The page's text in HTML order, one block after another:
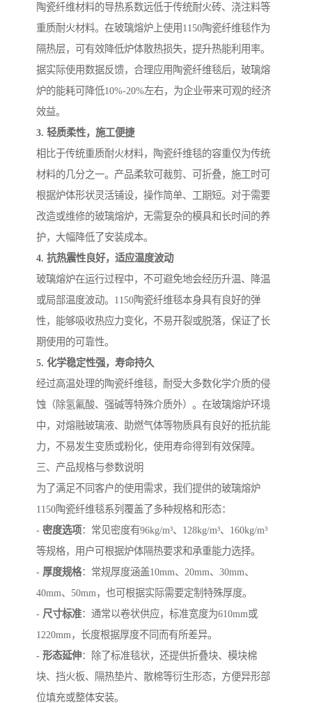
陶瓷纤维材料的导热系数远低于传统耐火砖、浇注料等
重质耐火材料。在玻璃熔炉上使用1150陶瓷纤维毯作为
隔热层，可有效降低炉体散热损失，提升热能利用率。
据实际使用数据反馈，合理应用陶瓷纤维毯后，玻璃熔
炉的能耗可降低10%-20%左右，为企业带来可观的经济
效益。
3. 轻质柔性，施工便捷
相比于传统重质耐火材料，陶瓷纤维毯的容重仅为传统
材料的几分之一。产品柔软可裁剪、可折叠，施工时可
根据炉体形状灵活铺设，操作简单、工期短。对于需要
改造或维修的玻璃熔炉，无需复杂的模具和长时间的养
护，大幅降低了安装成本。
4. 抗热震性良好，适应温度波动
玻璃熔炉在运行过程中，不可避免地会经历升温、降温
或局部温度波动。1150陶瓷纤维毯本身具有良好的弹
性，能够吸收热应力变化，不易开裂或脱落，保证了长
期使用的可靠性。
5. 化学稳定性强，寿命持久
经过高温处理的陶瓷纤维毯，耐受大多数化学介质的侵
蚀（除氢氟酸、强碱等特殊介质外）。在玻璃熔炉环境
中，对熔融玻璃液、助燃气体等物质具有良好的抵抗能
力，不易发生变质或粉化，使用寿命得到有效保障。
三、产品规格与参数说明
为了满足不同客户的使用需求，我们提供的玻璃熔炉
1150陶瓷纤维毯系列覆盖了多种规格和形态：
- 密度选项：常见密度有96kg/m³、128kg/m³、160kg/m³
等规格，用户可根据炉体隔热要求和承重能力选择。
- 厚度规格：常规厚度涵盖10mm、20mm、30mm、
40mm、50mm，也可根据实际需要定制特殊厚度。
- 尺寸标准：通常以卷状供应，标准宽度为610mm或
1220mm，长度根据厚度不同而有所差异。
- 形态延伸：除了标准毯状，还提供折叠块、模块棉
块、挡火板、隔热垫片、散棉等衍生形态，方便异形部
位填充或整体安装。